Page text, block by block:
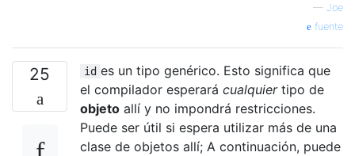
— Joe
fuente
25 id es un tipo genérico. Esto significa que
el compilador esperará cualquiertipo de
objeto allí y no impondrá restricciones.
Puede ser útil si espera utilizar más de una
clase de objetos allí; A continuación, puede